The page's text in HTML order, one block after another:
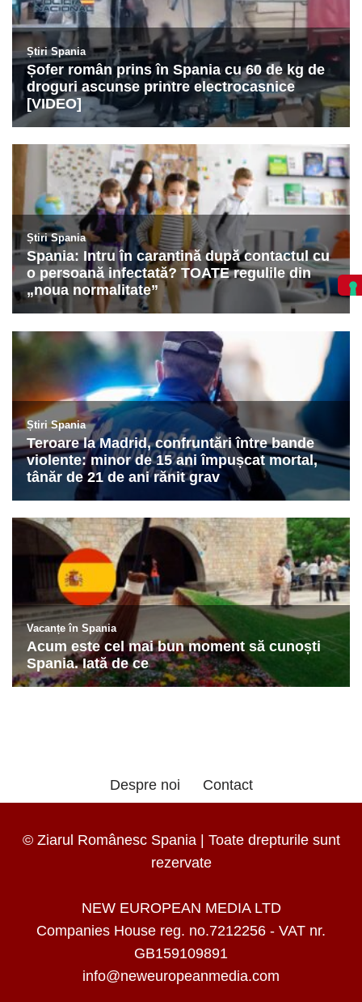
Despre noi Contact
© Ziarul Românesc Spania | Toate drepturile sunt
rezervate
NEW EUROPEAN MEDIA LTD
Companies House reg. no.7212256 - VAT nr.
GB159109891
info@neweuropeanmedia.com